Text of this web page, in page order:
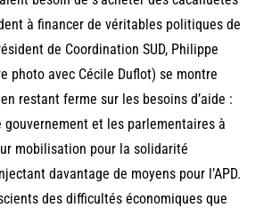
à financer de véritables politiques de
de Coordination SUD, Philippe
photo avec Cécile Duflot) se montre
restant ferme sur les besoins d’aide :
gouvernement et les parlementaires à
mobilisation pour la solidarité
davantage de moyens pour l’APD.
des difficultés économiques que